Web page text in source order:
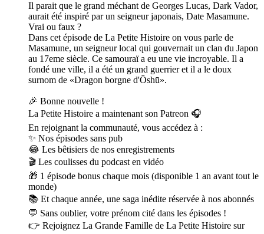
Il parait que le grand méchant de Georges Lucas, Dark Vador,
aurait été inspiré par un seigneur japonais, Date Masamune.
Vrai ou faux ?
Dans cet épisode de La Petite Histoire on vous parle de
Masamune, un seigneur local qui gouvernait un clan du Japon
au 17eme siècle. Ce samouraï a eu une vie incroyable. Il a
fondé une ville, il a été un grand guerrier et il a le doux
surnom de «Dragon borgne d'Ōshū».
🎉 Bonne nouvelle !
La Petite Histoire a maintenant son Patreon 🎧
En rejoignant la communauté, vous accédez à :
✨ Nos épisodes sans pub
😂 Les bêtisiers de nos enregistrements
🎬 Les coulisses du podcast en vidéo
🎁 1 épisode bonus chaque mois (disponible 1 an avant tout le
monde)
📚 Et chaque année, une saga inédite réservée à nos abonnés
💬 Sans oublier, votre prénom cité dans les épisodes !
👉 Rejoignez La Grande Famille de La Petite Histoire sur